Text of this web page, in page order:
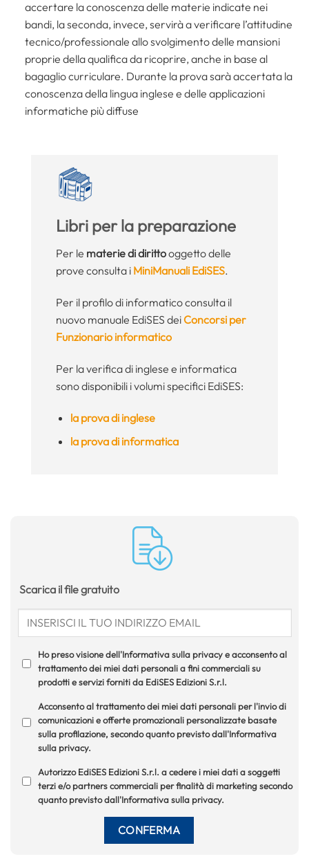
accertare la conoscenza delle materie indicate nei
bandi, la seconda, invece, servirà a verificare l’attitudine
tecnico/professionale allo svolgimento delle mansioni
proprie della qualifica da ricoprire, anche in base al
bagaglio curriculare. Durante la prova sarà accertata la
conoscenza della lingua inglese e delle applicazioni
informatiche più diffuse
Libri per la preparazione
Per le materie di dirittooggetto delle
prove consulta i MiniManuali EdiSES.
Per il profilo di informatico consulta il
nuovo manuale EdiSES deiConcorsi per
Funzionario informatico
Per la verifica di inglese e informatica
sono disponibili i volumi specifici EdiSES:
la prova di inglese
la prova di informatica
Scarica il file gratuito
Ho preso visione dell'Informativa sulla privacy e acconsento al
trattamento dei miei dati personali a fini commerciali su
prodotti e servizi forniti da EdiSES Edizioni S.r.l.
Acconsento al trattamento dei miei dati personali per l'invio di
comunicazioni e offerte promozionali personalizzate basate
sulla profilazione, secondo quanto previsto dall'Informativa
sulla privacy.
Autorizzo EdiSES Edizioni S.r.l. a cedere i miei dati a soggetti
terzi e/o partners commerciali per finalità di marketing secondo
quanto previsto dall'Informativa sulla privacy.